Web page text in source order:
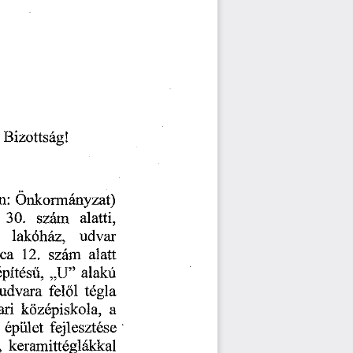
Bizottsag!
Onkormanyzat)
30. szam
alatti,
lakdhaz,
udvar
12. szam alatt
„U” alaku
udvara felol tegla
kbzepiskola, a
epiilet fejlesztese
keramitteglakkal